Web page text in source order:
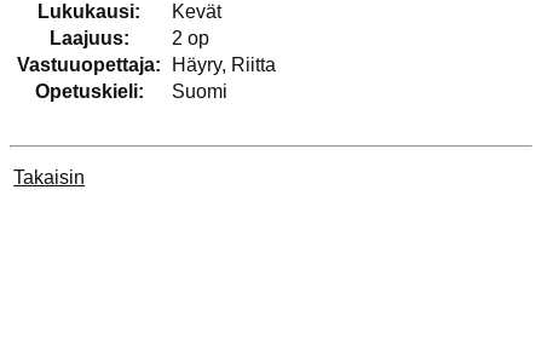
Lukukausi:
Kevät
Laajuus:
2 op
Vastuuopettaja:
Häyry, Riitta
Opetuskieli:
Suomi
Takaisin